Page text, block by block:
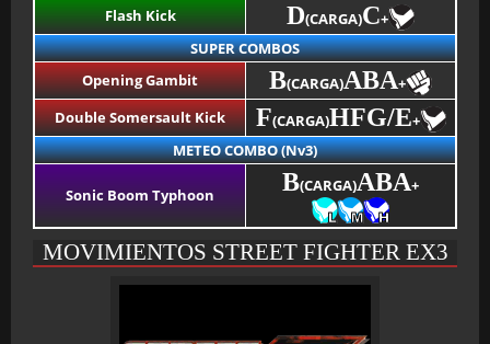
Flash Kick
D(CARGA)C+
SUPER COMBOS
Opening Gambit
B(CARGA)ABA+
Double Somersault Kick
F(CARGA)HFG/E+
METEO COMBO (Nv3)
Sonic Boom Typhoon B(CARGA)ABA+
MOVIMIENTOS STREET FIGHTER EX3